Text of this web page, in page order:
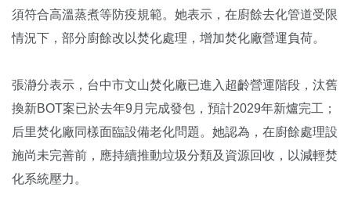
須符合高溫蒸煮等防疫規範。她表示，在廚餘去化管道受限
情況下，部分廚餘改以焚化處理，增加焚化廠營運負荷。
張瀞分表示，台中市文山焚化廠已進入超齡營運階段，汰舊
換新BOT案已於去年9月完成發包，預計2029年新爐完工；
后里焚化廠同樣面臨設備老化問題。她認為，在廚餘處理設
施尚未完善前，應持續推動垃圾分類及資源回收，以減輕焚
化系統壓力。